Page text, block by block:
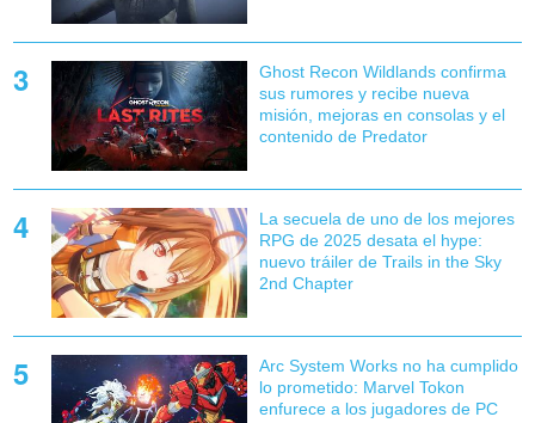
Ghost Recon Wildlands confirma
sus rumores y recibe nueva
misión, mejoras en consolas y el
contenido de Predator
La secuela de uno de los mejores
RPG de 2025 desata el hype:
nuevo tráiler de Trails in the Sky
2nd Chapter
Arc System Works no ha cumplido
lo prometido: Marvel Tokon
enfurece a los jugadores de PC